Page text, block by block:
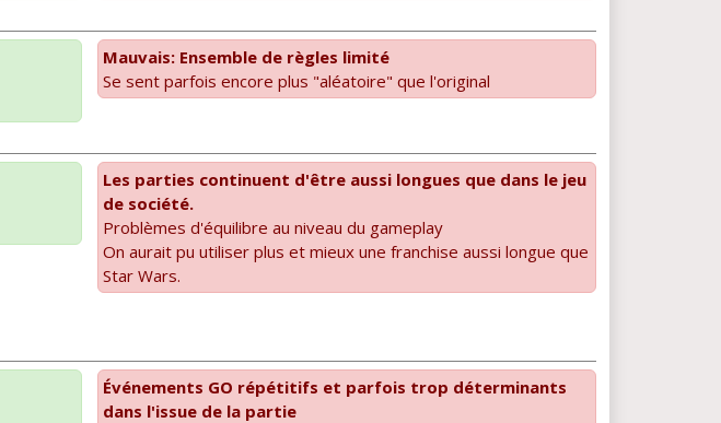
Mauvais: Ensemble de règles limité
Se sent parfois encore plus "aléatoire" que l'original
Les parties continuent d'être aussi longues que dans le jeu
de société.
Problèmes d'équilibre au niveau du gameplay
On aurait pu utiliser plus et mieux une franchise aussi longue que
Star Wars.
Événements GO répétitifs et parfois trop déterminants
dans l'issue de la partie